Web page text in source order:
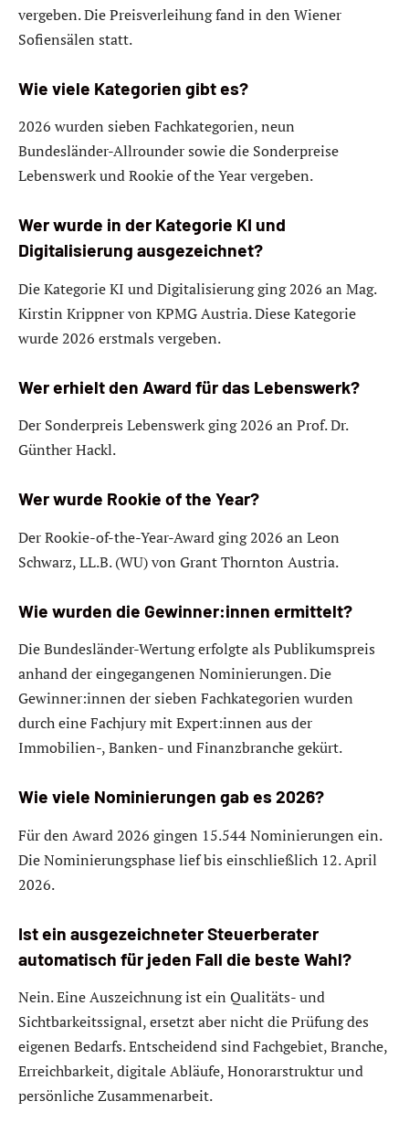
vergeben. Die Preisverleihung fand in den Wiener
Sofiensälen statt.
Wie viele Kategorien gibt es?
2026 wurden sieben Fachkategorien, neun
Bundesländer-Allrounder sowie die Sonderpreise
Lebenswerk und Rookie of the Year vergeben.
Wer wurde in der Kategorie KI und
Digitalisierung ausgezeichnet?
Die Kategorie KI und Digitalisierung ging 2026 an Mag.
Kirstin Krippner von KPMG Austria. Diese Kategorie
wurde 2026 erstmals vergeben.
Wer erhielt den Award für das Lebenswerk?
Der Sonderpreis Lebenswerk ging 2026 an Prof. Dr.
Günther Hackl.
Wer wurde Rookie of the Year?
Der Rookie-of-the-Year-Award ging 2026 an Leon
Schwarz, LL.B. (WU) von Grant Thornton Austria.
Wie wurden die Gewinner:innen ermittelt?
Die Bundesländer-Wertung erfolgte als Publikumspreis
anhand der eingegangenen Nominierungen. Die
Gewinner:innen der sieben Fachkategorien wurden
durch eine Fachjury mit Expert:innen aus der
Immobilien-, Banken- und Finanzbranche gekürt.
Wie viele Nominierungen gab es 2026?
Für den Award 2026 gingen 15.544 Nominierungen ein.
Die Nominierungsphase lief bis einschließlich 12. April
2026.
Ist ein ausgezeichneter Steuerberater
automatisch für jeden Fall die beste Wahl?
Nein. Eine Auszeichnung ist ein Qualitäts- und
Sichtbarkeitssignal, ersetzt aber nicht die Prüfung des
eigenen Bedarfs. Entscheidend sind Fachgebiet, Branche,
Erreichbarkeit, digitale Abläufe, Honorarstruktur und
persönliche Zusammenarbeit.